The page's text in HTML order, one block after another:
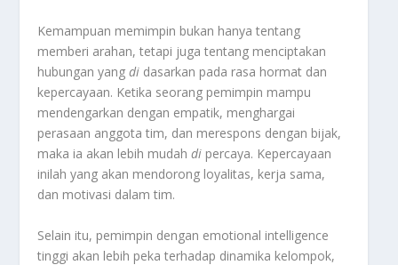
Kemampuan memimpin bukan hanya tentang
memberi arahan, tetapi juga tentang menciptakan
hubungan yangdi dasarkan pada rasa hormat dan
kepercayaan. Ketika seorang pemimpin mampu
mendengarkan dengan empatik, menghargai
perasaan anggota tim, dan merespons dengan bijak,
maka ia akan lebih mudahdi percaya. Kepercayaan
inilah yang akan mendorong loyalitas, kerja sama,
dan motivasi dalam tim.
Selain itu, pemimpin dengan emotional intelligence
tinggi akan lebih peka terhadap dinamika kelompok,